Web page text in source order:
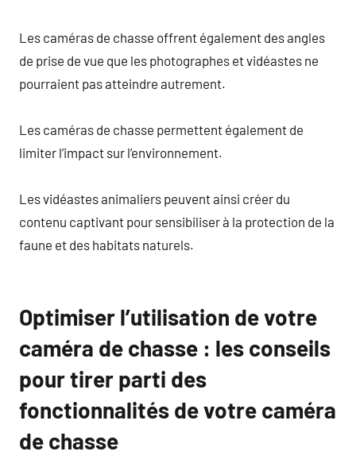
Les caméras de chasse offrent également des angles
de prise de vue que les photographes et vidéastes ne
pourraient pas atteindre autrement.
Les caméras de chasse permettent également de
limiter l’impact sur l’environnement.
Les vidéastes animaliers peuvent ainsi créer du
contenu captivant pour sensibiliser à la protection de la
faune et des habitats naturels.
Optimiser l’utilisation de votre
caméra de chasse : les conseils
pour tirer parti des
fonctionnalités de votre caméra
de chasse